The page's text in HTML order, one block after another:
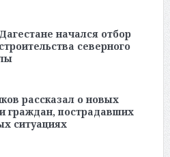
начался отбор
северного
рассказал о новых
граждан, пострадавших
ситуациях